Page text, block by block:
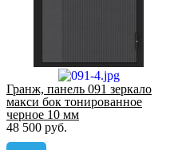
Гранж, панель 091 зеркало
макси бок тонированное
черное 10 мм
48 500 руб.